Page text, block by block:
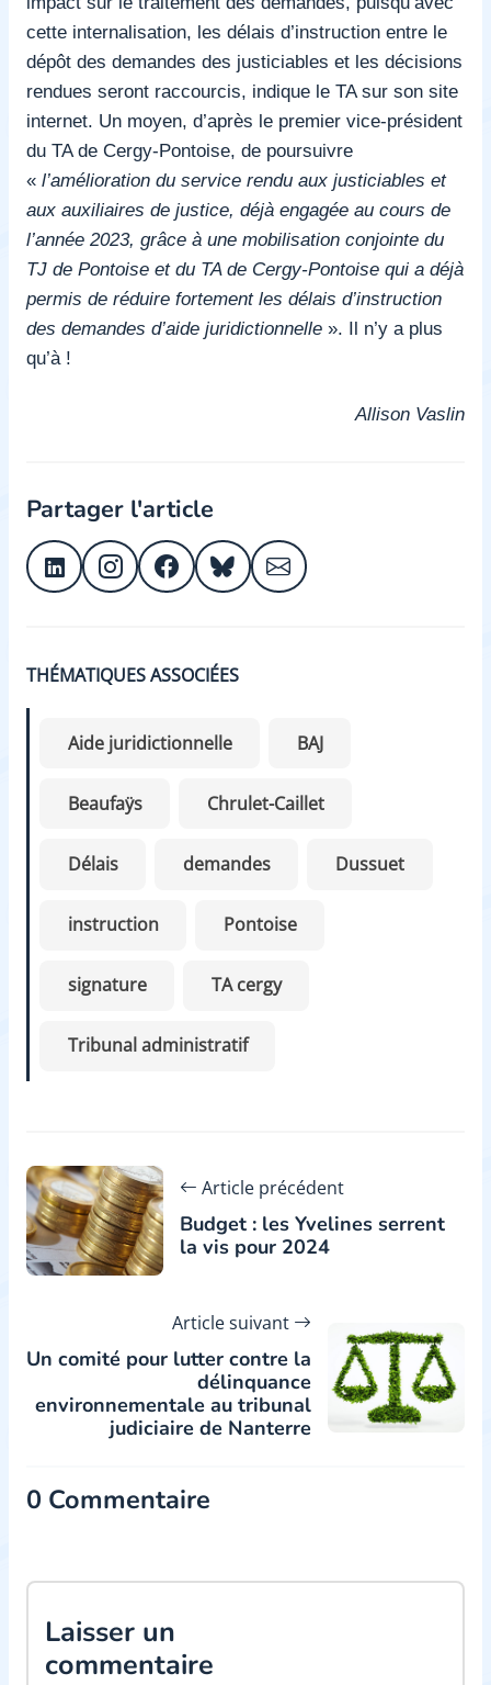
cette internalisation, les délais d’instruction entre le
dépôt des demandes des justiciables et les décisions
rendues seront raccourcis, indique le TA sur son site
internet. Un moyen, d’après le premier vice-président
du TA de Cergy-Pontoise, de poursuivre
« l’amélioration du service rendu aux justiciables et
aux auxiliaires de justice, déjà engagée au cours de
l’année 2023, grâce à une mobilisation conjointe du
TJ de Pontoise et du TA de Cergy-Pontoise qui a déjà
permis de réduire fortement les délais d’instruction
des demandes d’aide juridictionnelle ». Il n’y a plus
qu’à !
Allison Vaslin
Partager l'article
THÉMATIQUES ASSOCIÉES
Aide juridictionnelle BAJ
Beaufaÿs Chrulet-Caillet
Délais demandes Dussuet
instruction Pontoise
signature TA cergy
Tribunal administratif
Article précédent
Budget : les Yvelines serrent
la vis pour 2024
Article suivant
Un comité pour lutter contre la
délinquance
environnementale au tribunal
judiciaire de Nanterre
0 Commentaire
Laisser un
commentaire